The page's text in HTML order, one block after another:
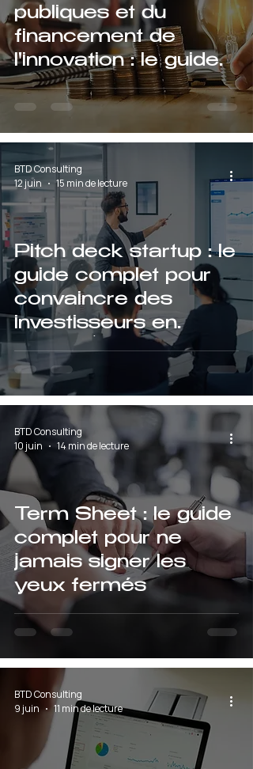
publiques et du
financement de
l'innovation : le guide
complet pour 2026
Pitch deck startup : le
guide complet pour
convaincre des
investisseurs en
2026 (avec les
erreurs à éviter)
BTD Consulting
12 juin
15 min de lecture
Term Sheet : le guide
complet pour ne
jamais signer les
yeux fermés
BTD Consulting
10 juin
14 min de lecture
BTD Consulting
9 juin
11 min de lecture